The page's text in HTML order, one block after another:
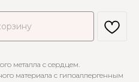
металла с сердцем.
материала с гипоаллергенным